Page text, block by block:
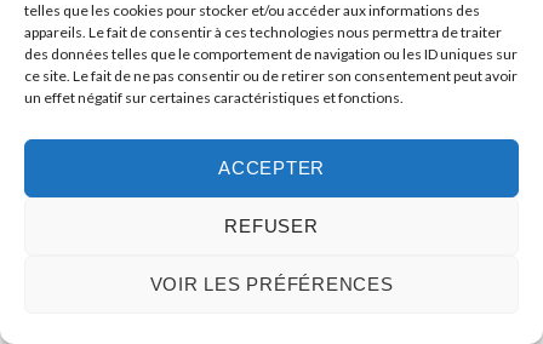
telles que les cookies pour stocker et/ou accéder aux informations des
appareils. Le fait de consentir à ces technologies nous permettra de traiter
des données telles que le comportement de navigation ou les ID uniques sur
ce site. Le fait de ne pas consentir ou de retirer son consentement peut avoir
un effet négatif sur certaines caractéristiques et fonctions.
ACCEPTER
REFUSER
VOIR LES PRÉFÉRENCES
© 2026 Plusdimmo, All Rights Reserved.